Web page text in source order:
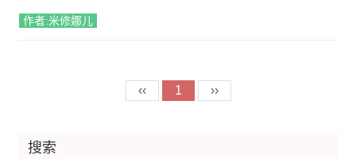
作者:米修娜儿
‹‹ 1 ››
搜索